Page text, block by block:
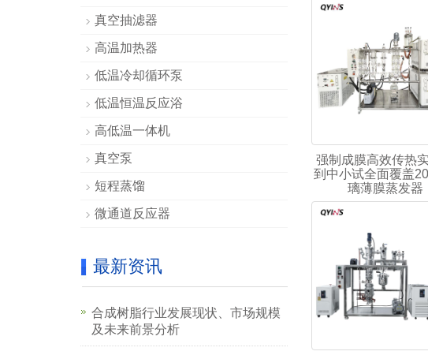
强制成膜高效传热
到中小试全面覆盖
璃薄膜蒸发器
真空抽滤器
高温加热器
低温冷却循环泵
低温恒温反应浴
高低温一体机
真空泵
短程蒸馏
微通道反应器
最新资讯
合成树脂行业发展现状、市场规模
及未来前景分析